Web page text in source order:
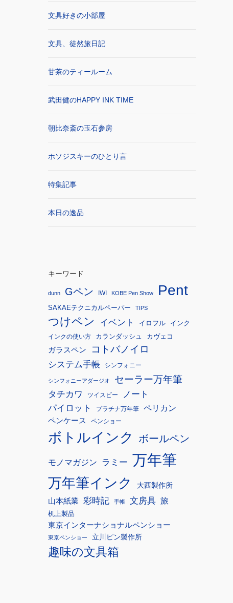
文具好きの小部屋
文具、徒然旅日記
甘茶のティールーム
武田健のHAPPY INK TIME
朝比奈斎の玉石参房
ホソジスキーのひとり言
特集記事
本日の逸品
キーワード
dunn Gペン IWI KOBE Pen Show Pent
SAKAEテクニカルペーパー TIPS
つけペン イベント イロフル インク
インクの使い方 カランダッシュ カヴェコ
ガラスペン コトバノイロ
システム手帳 シンフォニー
シンフォニーアダージオ セーラー万年筆
タチカワ ツイスビー
ノート
パイロット
プラチナ万年筆 ペリカン
ペンケース ペンショー
ボトルインク ボールペン
モノマガジン ラミー 万年筆
万年筆インク
大西製作所
山本紙業
彩時記 手帳 文房具 旅
机上製品
東京インターナショナルペンショー
東京ペンショー 立川ピン製作所
趣味の文具箱